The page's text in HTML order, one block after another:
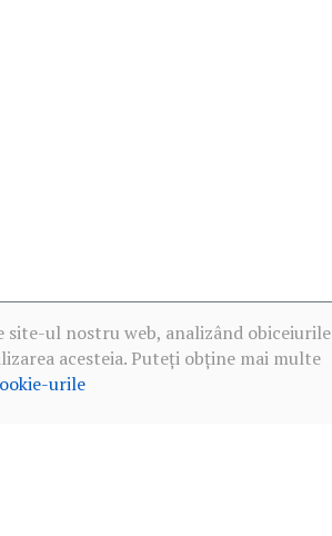
ul nostru web, analizând obiceiurile
acesteia. Puteți obține mai multe
urile